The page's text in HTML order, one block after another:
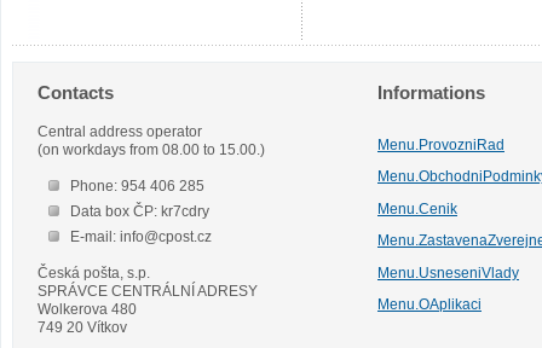
Contacts
Central address operator
(on workdays from 08.00 to 15.00.)
Phone: 954 406 285
Data box ČP: kr7cdry
E-mail: info@cpost.cz
Česká pošta, s.p.
SPRÁVCE CENTRÁLNÍ ADRESY
Wolkerova 480
749 20 Vítkov
Informations
Menu.ProvozniRad
Menu.Cenik
Menu.UsneseniVlady
Menu.OAplikaci